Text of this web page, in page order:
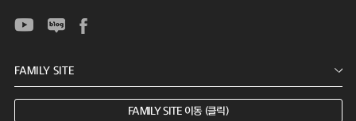
FAMILY SITE 이동 (클릭)